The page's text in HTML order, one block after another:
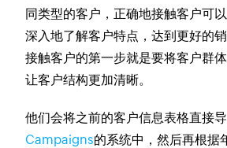
同类型的客户，正确地接触客户可
深入地了解客户特点，达到更好的
接触客户的第一步就是要将客户群
让客户结构更加清晰。
他们会将之前的客户信息表格直接
Campaigns的系统中，然后再根据